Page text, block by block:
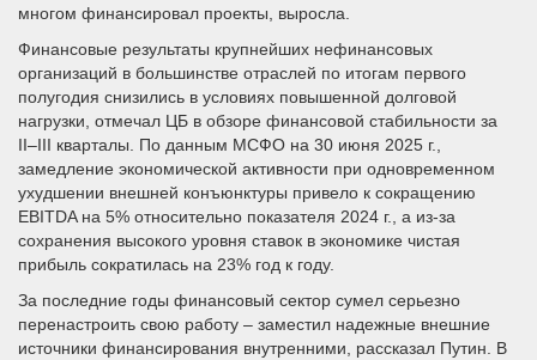
многом финансировал проекты, выросла.
Финансовые результаты крупнейших нефинансовых
организаций в большинстве отраслей по итогам первого
полугодия снизились в условиях повышенной долговой
нагрузки, отмечал ЦБ в обзоре финансовой стабильности за
II–III кварталы. По данным МСФО на 30 июня 2025 г.,
замедление экономической активности при одновременном
ухудшении внешней конъюнктуры привело к сокращению
EBITDA на 5% относительно показателя 2024 г., а из-за
сохранения высокого уровня ставок в экономике чистая
прибыль сократилась на 23% год к году.
За последние годы финансовый сектор сумел серьезно
перенастроить свою работу – заместил надежные внешние
источники финансирования внутренними, рассказал Путин. В